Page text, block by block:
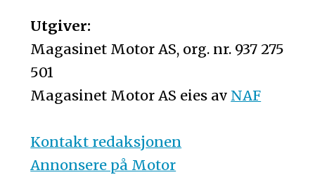
Utgiver:
Magasinet Motor AS, org. nr. 937 275
501
Magasinet Motor AS eies av NAF
Kontakt redaksjonen
Annonsere på Motor